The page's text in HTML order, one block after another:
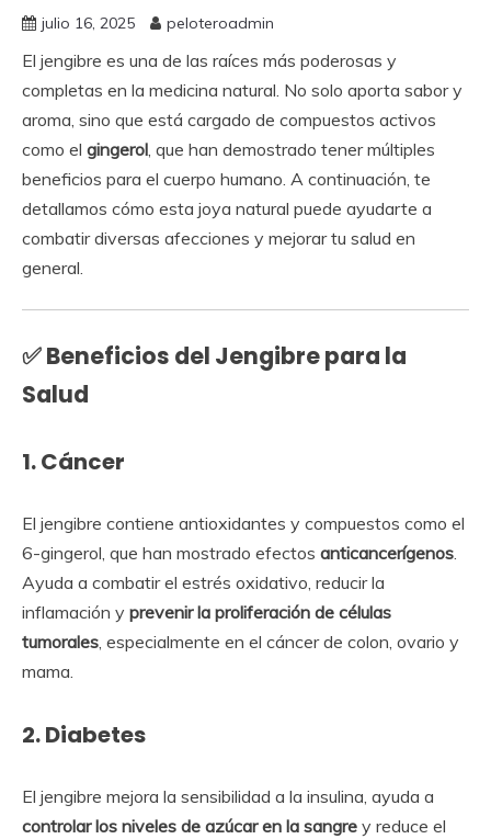
julio 16, 2025 peloteroadmin
El jengibre es una de las raíces más poderosas y
completas en la medicina natural. No solo aporta sabor y
aroma, sino que está cargado de compuestos activos
como el gingerol, que han demostrado tener múltiples
beneficios para el cuerpo humano. A continuación, te
detallamos cómo esta joya natural puede ayudarte a
combatir diversas afecciones y mejorar tu salud en
general.
✅Beneficios del Jengibre para la
Salud
1.Cáncer
El jengibre contiene antioxidantes y compuestos como el
6-gingerol, que han mostrado efectos anticancerígenos.
Ayuda a combatir el estrés oxidativo, reducir la
inflamación y prevenir la proliferación de células
tumorales, especialmente en el cáncer de colon, ovario y
mama.
2.Diabetes
El jengibre mejora la sensibilidad a la insulina, ayuda a
controlar los niveles de azúcar en la sangre y reduce el